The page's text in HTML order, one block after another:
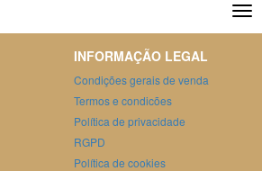
INFORMAÇÃO LEGAL
Condições gerais de venda
Termos e condicões
Política de privacidade
RGPD
Política de cookies